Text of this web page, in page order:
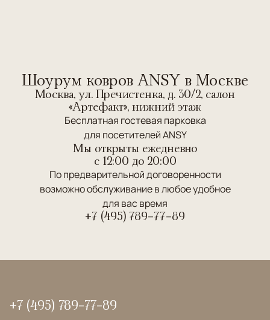
Шоурум ковров ANSY в Москве
Москва, ул. Пречистенка, д. 30/2, салон
«Артефакт», нижний этаж
Бесплатная гостевая парковка
для посетителей ANSY
Мы открыты ежедневно
c 12:00 до 20:00
По предварительной договоренности
возможно обслуживание в любое удобное
для вас время
+7 (495) 789-77-89
+7 (495) 789-77-89